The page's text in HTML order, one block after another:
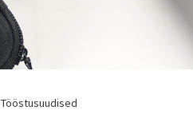
Tööstusuudised